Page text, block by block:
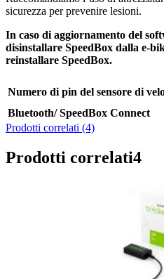
sicurezza per prevenire lesioni.
In caso di aggiornamento del
disinstallare SpeedBox dalla e-
reinstallare SpeedBox.
Numero di pin del sensore di
Bluetooth/ SpeedBox Connect
Prodotti correlati (4)
Prodotti correlati4